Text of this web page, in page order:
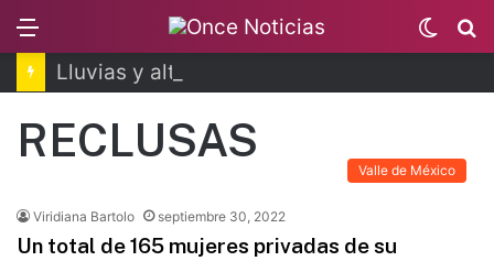
Switch
skin
RECLUSAS
Valle de México
Viridiana Bartolo septiembre 30, 2022
Un total de 165 mujeres privadas de su